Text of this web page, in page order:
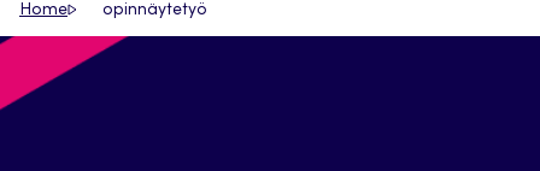
Home opinnäytetyö